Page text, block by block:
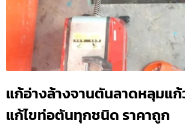
แก้อ่างล้างจานตันลาดหลุมแก้
แก้ไขท่อตันทุกชนิด ราคาถูก